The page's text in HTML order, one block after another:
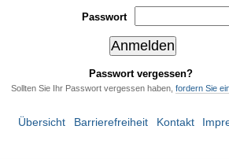
Passwort
Passwort vergessen?
Sollten Sie Ihr Passwort vergessen haben, fordern Sie
Übersicht Barrierefreiheit Kontakt